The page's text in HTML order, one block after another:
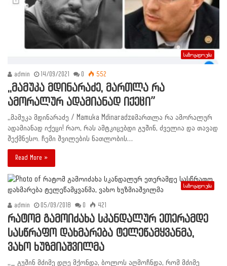
საზოგადოება
admin 14/09/2021 0 552
,,მამუკა მდინარაძე, მართლა რა
ამორალურ ადამიანად იქეცი”
,,მამუკა მდინარაძე / Mamuka Mdinaradzeმართლა რა ამორალურ
ადამიანად იქეცი! რაო, რას ამტკიცებდი გუშინ, ძველია და თავად
შექმნესო. ჩემი შვილების ნათლობის…
Read More »
საზოგადოება
admin 05/09/2018 0 421
რატომ გამოიძახა სკანდალურ ეთერამდე
სასწრაფო დახმარება ტელეწამყვანმა,
ვახო ხუზმიაშვილმა
,,_ გუშინ მძიმე დღე მქონდა, ბოლოს აღმოჩნდა, რომ მძიმე